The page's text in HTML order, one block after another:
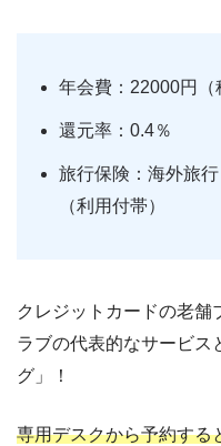
年会費：22000円（
還元率：0.4％
旅行保険：海外旅
（利用付帯）
クレジットカードの老舗
ラブの代表的なサービス
グ」！
専用デスクから予約する